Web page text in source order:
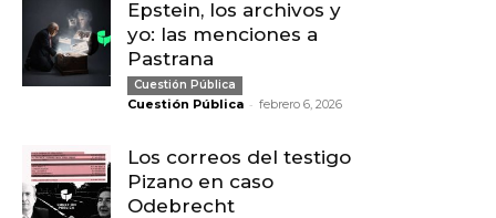
Epstein, los archivos y
yo: las menciones a
Pastrana
Cuestión Pública
Cuestión Pública - febrero 6, 2026
Los correos del testigo
Pizano en caso
Odebrecht